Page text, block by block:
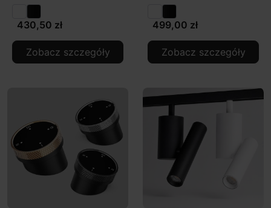
430,50 zł
Zobacz szczegóły
499,00 zł
Zobacz szczegóły